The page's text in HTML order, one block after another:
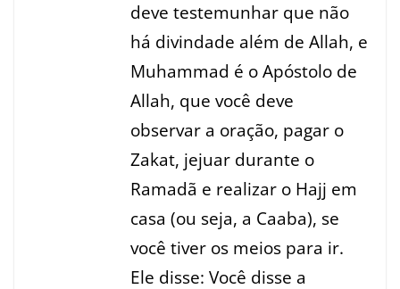
deve testemunhar que não
há divindade além de Allah, e
Muhammad é o Apóstolo de
Allah, que você deve
observar a oração, pagar o
Zakat, jejuar durante o
Ramadã e realizar o Hajj em
casa (ou seja, a Caaba), se
você tiver os meios para ir.
Ele disse: Você disse a